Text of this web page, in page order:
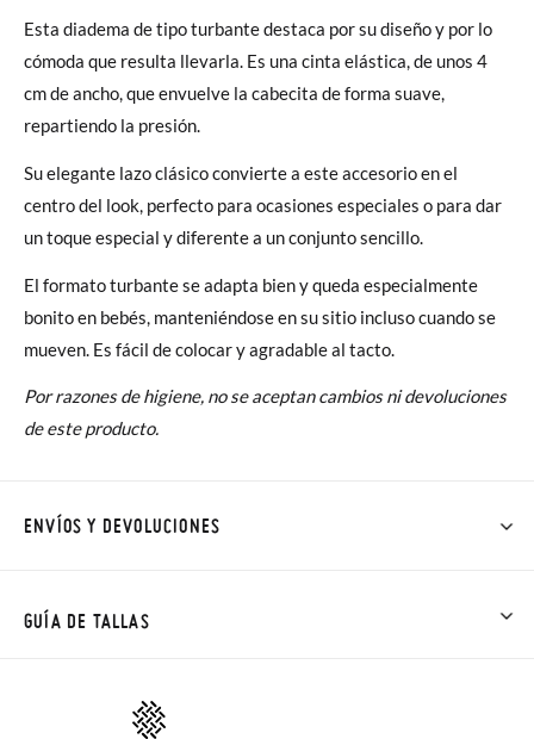
Esta diadema de tipo turbante destaca por su diseño y por lo
cómoda que resulta llevarla. Es una cinta elástica, de unos 4
cm de ancho, que envuelve la cabecita de forma suave,
repartiendo la presión.
Su elegante lazo clásico convierte a este accesorio en el
centro del look, perfecto para ocasiones especiales o para dar
un toque especial y diferente a un conjunto sencillo.
El formato turbante se adapta bien y queda especialmente
bonito en bebés, manteniéndose en su sitio incluso cuando se
mueven. Es fácil de colocar y agradable al tacto.
Por razones de higiene, no se aceptan cambios ni devoluciones
de este producto.
ENVÍOS Y DEVOLUCIONES
Talla/Color también son GRATIS y puedes realizarlos hasta en
GUÍA DE TALLAS